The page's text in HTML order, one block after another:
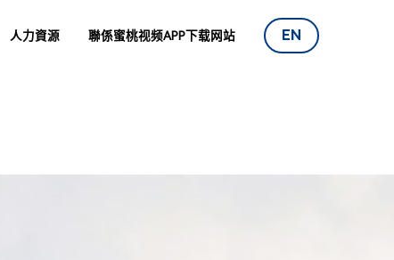
func.php on line115
人力資源 聯係蜜桃视频APP下载网站 EN